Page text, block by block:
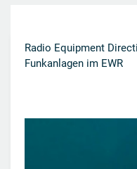
Radio Equipment
Funkanlagen im EWR